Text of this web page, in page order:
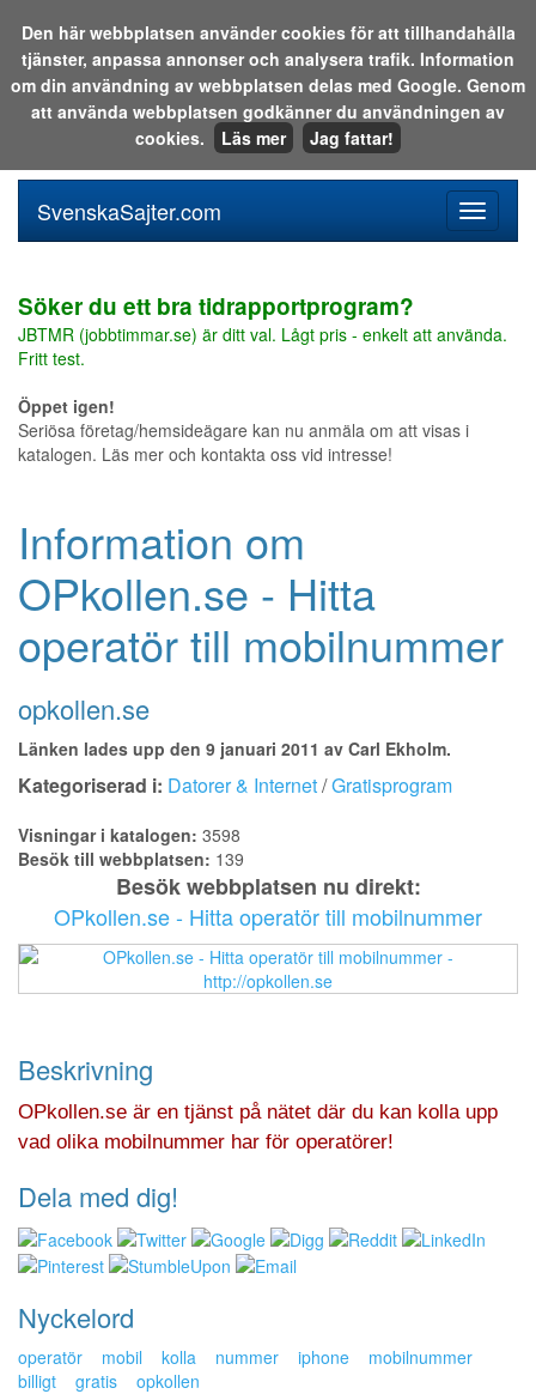
Sök i katalogen eller på webben:
meny
SvenskaSajter.com
Söker du ett bra tidrapportprogram?
JBTMR (jobbtimmar.se) är ditt val. Lågt pris - enkelt att använda.
Fritt test.
Öppet igen!
Seriösa företag/hemsideägare kan nu anmäla om att visas i
katalogen. Läs mer och kontakta oss vid intresse!
Information om
OPkollen.se - Hitta
operatör till mobilnummer
opkollen.se
Länken lades upp den 9 januari 2011 av Carl Ekholm.
Kategoriserad i: Datorer & Internet/Gratisprogram
Visningar i katalogen: 3598
Besök till webbplatsen: 139
Besök webbplatsen nu direkt:
OPkollen.se - Hitta operatör till mobilnummer
Beskrivning
OPkollen.se är en tjänst på nätet där du kan kolla upp
vad olika mobilnummer har för operatörer!
Dela med dig!
Nyckelord
operatör mobil kolla nummer iphone
mobilnummer
billigt
gratis opkollen
Den här webbplatsen använder cookies för att tillhandahålla
tjänster, anpassa annonser och analysera trafik. Information
om din användning av webbplatsen delas med Google. Genom
att använda webbplatsen godkänner du användningen av
cookies.
Läs mer Jag fattar!